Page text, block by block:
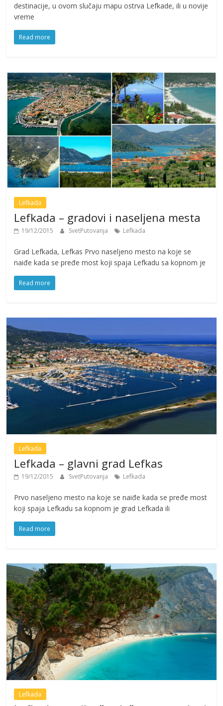
destinacije, u ovom slučaju mapu ostrva Lefkade, ili u novije
vreme
Read more
Lefkada
Lefkada – gradovi i naseljena mesta
19/12/2015 SvetPutovanja Lefkada
Grad Lefkada, Lefkas Prvo naseljeno mesto na koje se
naiđe kada se pređe most koji spaja Lefkadu sa kopnom je
Read more
Lefkada
Lefkada – glavni grad Lefkas
19/12/2015 SvetPutovanja Lefkada
Prvo naseljeno mesto na koje se naiđe kada se pređe most
koji spaja Lefkadu sa kopnom je grad Lefkada ili
Read more
Lefkada